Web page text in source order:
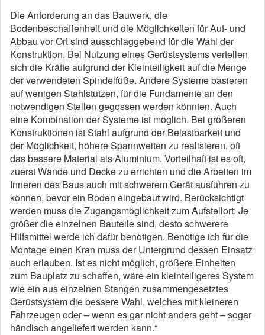
Die Anforderung an das Bauwerk, die
Bodenbeschaffenheit und die Möglichkeiten für Auf- und
Abbau vor Ort sind ausschlaggebend für die Wahl der
Konstruktion. Bei Nutzung eines Gerüstsystems verteilen
sich die Kräfte aufgrund der Kleinteiligkeit auf die Menge
der verwendeten Spindelfüße. Andere Systeme basieren
auf wenigen Stahlstützen, für die Fundamente an den
notwendigen Stellen gegossen werden könnten. Auch
eine Kombination der Systeme ist möglich. Bei größeren
Konstruktionen ist Stahl aufgrund der Belastbarkeit und
der Möglichkeit, höhere Spannweiten zu realisieren, oft
das bessere Material als Aluminium. Vorteilhaft ist es oft,
zuerst Wände und Decke zu errichten und die Arbeiten im
Inneren des Baus auch mit schwerem Gerät ausführen zu
können, bevor ein Boden eingebaut wird. Berücksichtigt
werden muss die Zugangsmöglichkeit zum Aufstellort: Je
größer die einzelnen Bauteile sind, desto schwerere
Hilfsmittel werde ich dafür benötigen. Benötige ich für die
Montage einen Kran muss der Untergrund dessen Einsatz
auch erlauben. Ist es nicht möglich, größere Einheiten
zum Bauplatz zu schaffen, wäre ein kleinteiligeres System
wie ein aus einzelnen Stangen zusammengesetztes
Gerüstsystem die bessere Wahl, welches mit kleineren
Fahrzeugen oder – wenn es gar nicht anders geht – sogar
händisch angeliefert werden kann.“